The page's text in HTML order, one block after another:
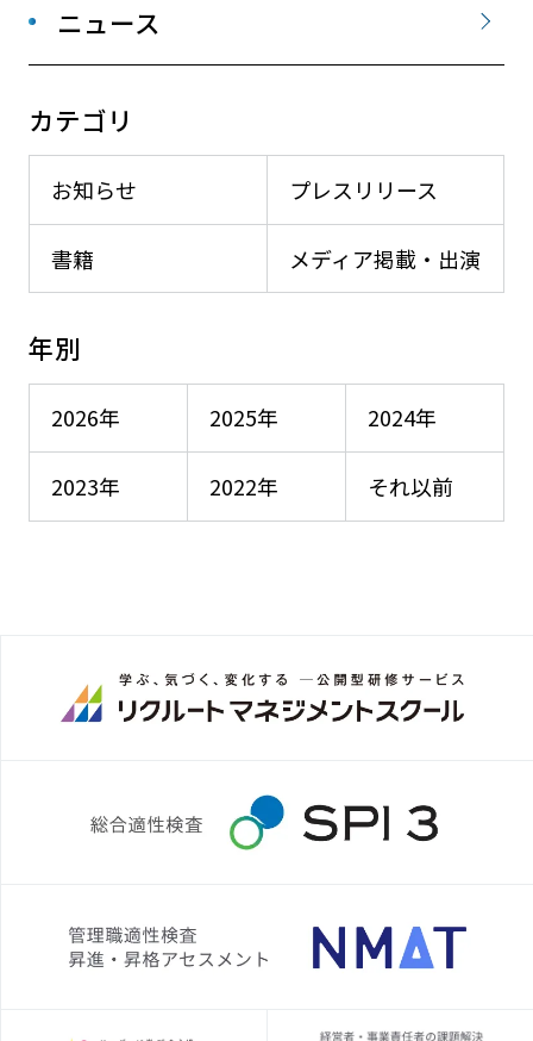
ニュース
カテゴリ
お知らせ プレスリリース
メディア掲載・出演
書籍
年別
2026年 2025年 2024年
2023年 2022年 それ以前